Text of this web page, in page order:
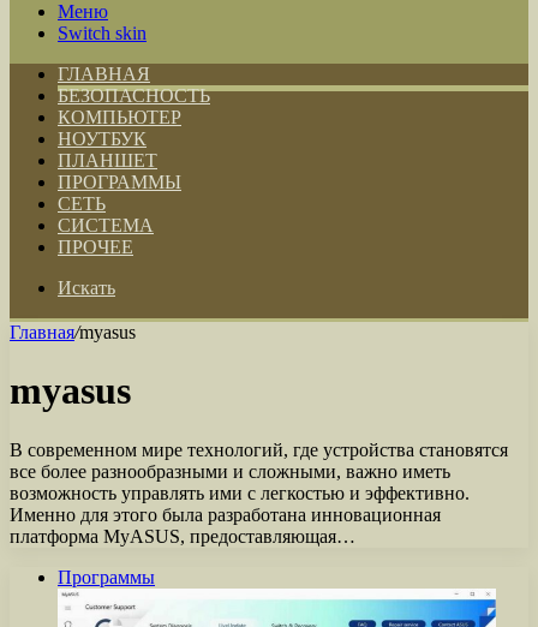
Меню
Switch skin
ГЛАВНАЯ
БЕЗОПАСНОСТЬ
КОМПЬЮТЕР
НОУТБУК
ПЛАНШЕТ
ПРОГРАММЫ
СЕТЬ
СИСТЕМА
ПРОЧЕЕ
Искать
Главная/myasus
myasus
В современном мире технологий, где устройства становятся
все более разнообразными и сложными, важно иметь
возможность управлять ими с легкостью и эффективно.
Именно для этого была разработана инновационная
платформа MyASUS, предоставляющая…
Программы